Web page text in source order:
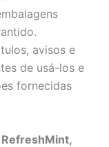
avisos e
de usá-los e
fornecidas
RefreshMint,